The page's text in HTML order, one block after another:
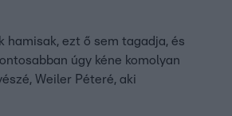
hamisak, ezt ő sem tagadja, és
úgy kéne komolyan
Weiler Péteré, aki